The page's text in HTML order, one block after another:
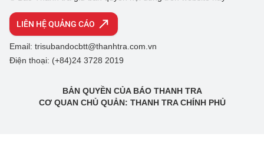
LIÊN HỆ QUẢNG CÁO
Email: trisubandocbtt@thanhtra.com.vn
Điện thoại: (+84)24 3728 2019
BẢN QUYỀN CỦA BÁO THANH TRA
CƠ QUAN CHỦ QUẢN: THANH TRA CHÍNH PHỦ